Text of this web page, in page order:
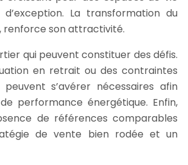
La transformation du
renforce son attractivité.
qui peuvent constituer des défis.
en retrait ou des contraintes
s’avérer nécessaires afin
performance énergétique. Enfin,
de références comparables
de vente bien rodée et un